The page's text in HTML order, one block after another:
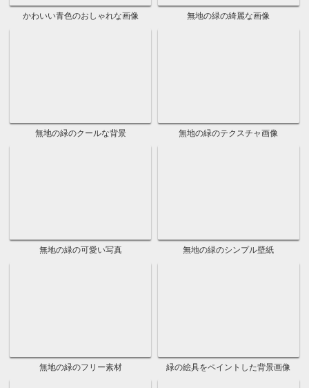
おしゃれな紫のかっこいい壁紙 おしゃれな紫のシンプルな素材
おしゃれな紫のクールな背景 おしゃれな紫のテクスチャ画像
おしゃれな紫の綺麗な画像 おしゃれな青色の壁紙
青色のカッコイイ壁紙 青のシンプルなバックグラウンド